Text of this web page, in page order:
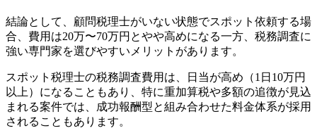
結論として、顧問税理士がいない状態でスポット依頼する場
合、費用は20万〜70万円とやや高めになる一方、税務調査に
強い専門家を選びやすいメリットがあります。
スポット税理士の税務調査費用は、日当が高め（1日10万円
以上）になることもあり、特に重加算税や多額の追徴が見込
まれる案件では、成功報酬型と組み合わせた料金体系が採用
されることもあります。